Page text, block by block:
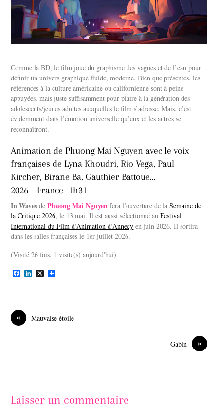
Comme la BD, le film joue du graphisme des vagues et de l’eau pour
définir un univers graphique fluide, moderne. Bien que présentes, les
références à la culture américaine ou californienne sont à peine
appuyées, mais juste suffisamment pour plaire à la génération des
adolescents/jeunes adultes auxquelles le film s’adresse. Mais, c’est
évidemment dans l’émotion universelle qu’eux et les autres se
reconnaîtront.
Animation de Phuong Mai Nguyen avec le voix
françaises de Lyna Khoudri, Rio Vega, Paul
Kircher, Birane Ba, Gauthier Battoue…
2026 – France- 1h31
In Waves dePhuong Mai Nguyen fera l’ouverture de laSemaine de
la Critique 2026, le 13 mai. Il est aussi sélectionné auFestival
International du Film d’Animation d’Annecy en juin 2026. Il sortira
dans les salles françaises le 1er juillet 2026.
(Visité 26 fois, 1 visite(s) aujourd'hui)
F
o
o
k
L
I
X
« Mauvaise étoile
»
Gabin
Laisser un commentaire